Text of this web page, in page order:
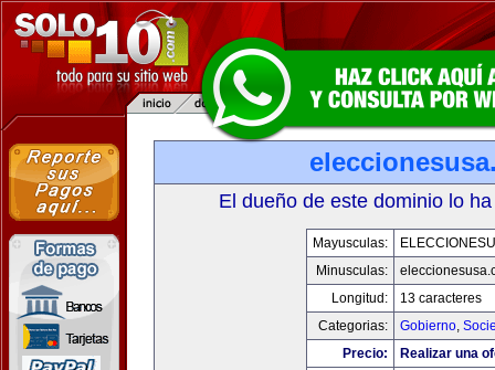
El dueño de este dominio lo
Mayusculas:
Minusculas:
Longitud:
13 caracteres
Categorias:
Gobierno,
Precio:
Realizar una